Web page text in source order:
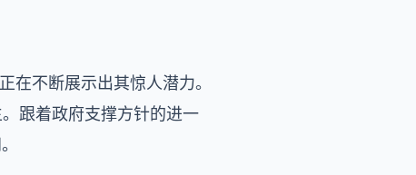
在不断展示出其惊人潜力。
跟着政府支撑方针的进一